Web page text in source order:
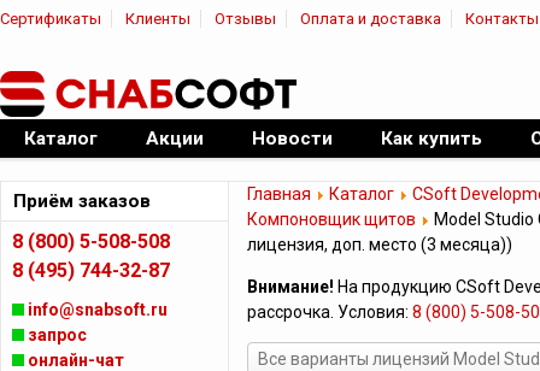
Сертификаты Клиенты Отзывы Оплата и доставка Контакты
Официальный дилер ПО
Каталог Акции Новости Как купить
Главная Каталог
CSoft
Компоновщик щитов
Model
лицензия, доп. место (3 месяца))
Внимание! На продукцию CSoft
рассрочка. Условия: 8 (800) 5-508-
Все варианты лицензий Model
Приём заказов
8 (800) 5-508-508
8 (495) 744-32-87
info@snabsoft.ru
запрос
онлайн-чат